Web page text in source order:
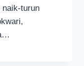
naik-turun